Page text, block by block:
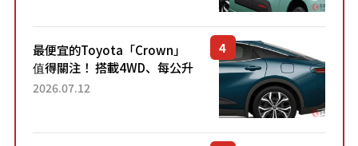
最便宜的Toyota「Crown」
值得關注！ 搭載4WD、每公升
22.4公里低油耗表現超亮眼！
2026.07.12